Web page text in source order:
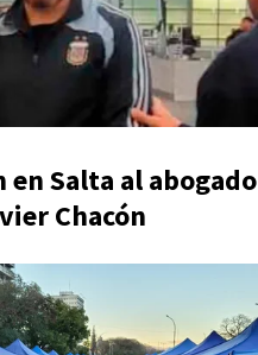
en Salta al abogado
Chacón